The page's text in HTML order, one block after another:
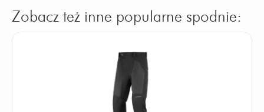
Zobacz też inne popularne spodnie: